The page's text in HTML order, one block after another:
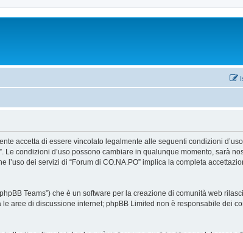
accetta di essere vincolato legalmente alle seguenti condizioni
condizioni d’uso possono cambiare in qualunque momento, sarà
dei servizi di “Forum di CO.NA.PO” implica la completa
Teams”) che è un software per la creazione di comunità web
le aree di discussione internet; phpBB Limited non è responsabile dei